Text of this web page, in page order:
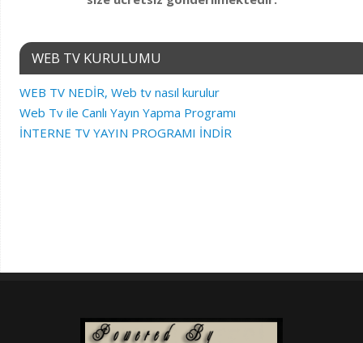
WEB TV KURULUMU
WEB TV NEDİR, Web tv nasıl kurulur
Web Tv ile Canlı Yayın Yapma Programı
İNTERNE TV YAYIN PROGRAMI İNDİR